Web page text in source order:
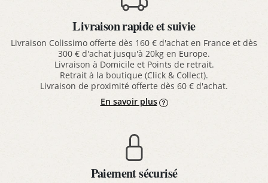
Livraison rapide et suivie
Livraison Colissimo offerte dès 160 € d'achat en France et dès
300 € d'achat jusqu'à 20kg en Europe.
Livraison à Domicile et Points de retrait.
Retrait à la boutique (Click & Collect).
Livraison de proximité offerte dès 60 € d'achat.
En savoir plus
Paiement sécurisé